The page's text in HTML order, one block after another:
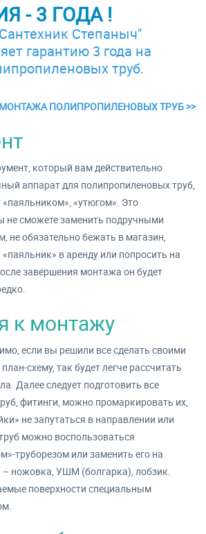
- 3 ГОДА !
Степаныч"
гарантию 3 года на
труб.
ПОЛИПРОПИЛЕНОВЫХ ТРУБ >>
который вам действительно
аппарат для полипропиленовых труб,
«утюгом». Это
не сможете заменить подручными
не обязательно бежать в магазин,
в аренду или попросить на
завершения монтажа он будет
к монтажу
если вы решили все сделать своими
схему, так будет легче рассчитать
Далее следует подготовить все
фитинги, можно промаркировать их,
не запутаться в направлении или
можно воспользоваться
труборезом или заменить его на
– ножовка, УШМ (болгарка), лобзик.
поверхности специальным